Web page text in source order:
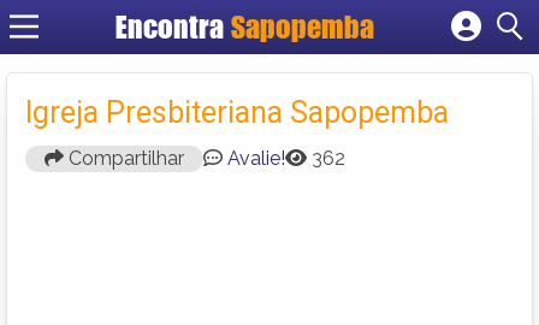
Encontra Sapopemba
Cadastrar empresa
Criar conta
Igreja Presbiteriana Sapopemba
Compartilhar Avalie! 362